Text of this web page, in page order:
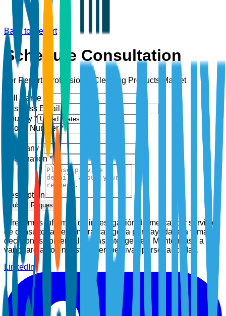
Back to Report
Schedule Consultation
For Report: Professional Cleaning Products Market
Full Name *
Business Email *
Country *
Phone Number *
Company *
Designation *
Description
Submit Request
Ofrecemos informes de investigación de mercado y servicios
de consultoría de primera categoría para ayudarle a tomar
decisiones comerciales más inteligentes. Manténgase a la
vanguardia con nuestras perspectivas personalizadas.
LinkedIn